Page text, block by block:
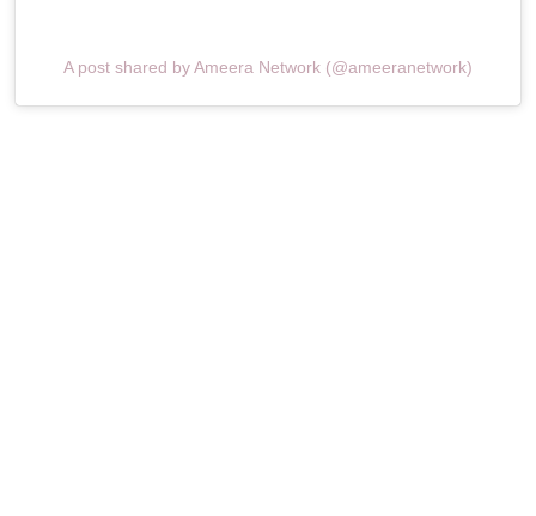
A post shared by Ameera Network (@ameeranetwork)